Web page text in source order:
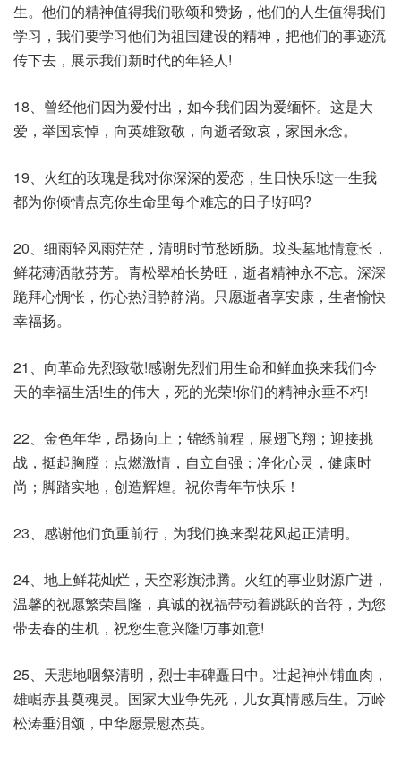
生。他们的精神值得我们歌颂和赞扬，他们的人生值得我们
学习，我们要学习他们为祖国建设的精神，把他们的事迹流
传下去，展示我们新时代的年轻人!
18、曾经他们因为爱付出，如今我们因为爱缅怀。这是大
爱，举国哀悼，向英雄致敬，向逝者致哀，家国永念。
19、火红的玫瑰是我对你深深的爱恋，生日快乐!这一生我
都为你倾情点亮你生命里每个难忘的日子!好吗?
20、细雨轻风雨茫茫，清明时节愁断肠。坟头墓地情意长，
鲜花薄洒散芬芳。青松翠柏长势旺，逝者精神永不忘。深深
跪拜心惆怅，伤心热泪静静淌。只愿逝者享安康，生者愉快
幸福扬。
21、向革命先烈致敬!感谢先烈们用生命和鲜血换来我们今
天的幸福生活!生的伟大，死的光荣!你们的精神永垂不朽!
22、金色年华，昂扬向上；锦绣前程，展翅飞翔；迎接挑
战，挺起胸膛；点燃激情，自立自强；净化心灵，健康时
尚；脚踏实地，创造辉煌。祝你青年节快乐！
23、感谢他们负重前行，为我们换来梨花风起正清明。
24、地上鲜花灿烂，天空彩旗沸腾。火红的事业财源广进，
温馨的祝愿繁荣昌隆，真诚的祝福带动着跳跃的音符，为您
带去春的生机，祝您生意兴隆!万事如意!
25、天悲地咽祭清明，烈士丰碑矗日中。壮起神州铺血肉，
雄崛赤县奠魂灵。国家大业争先死，儿女真情感后生。万岭
松涛垂泪颂，中华愿景慰杰英。